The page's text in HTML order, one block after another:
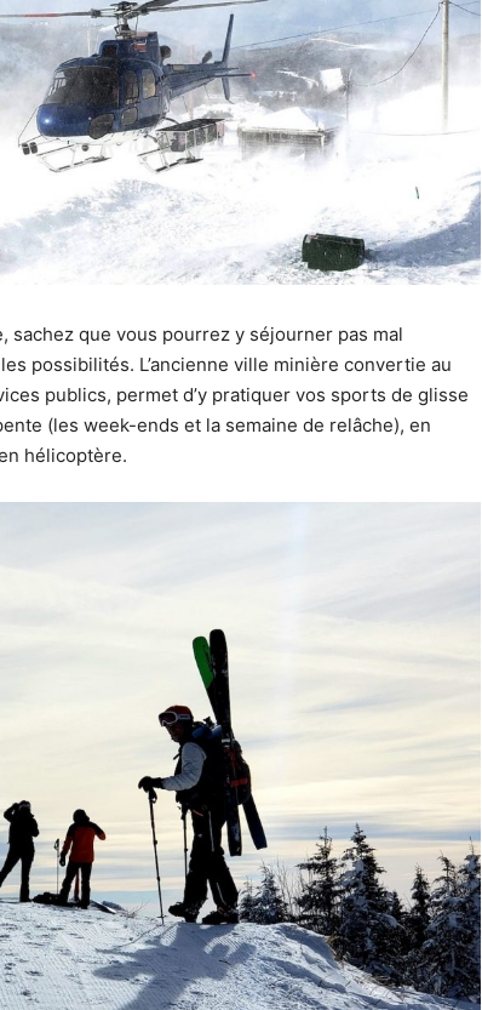
sachez que vous pourrez y séjourner pas mal
possibilités. L’ancienne ville minière convertie au
publics, permet d’y pratiquer vos sports de glisse
(les week-ends et la semaine de relâche), en
hélicoptère.